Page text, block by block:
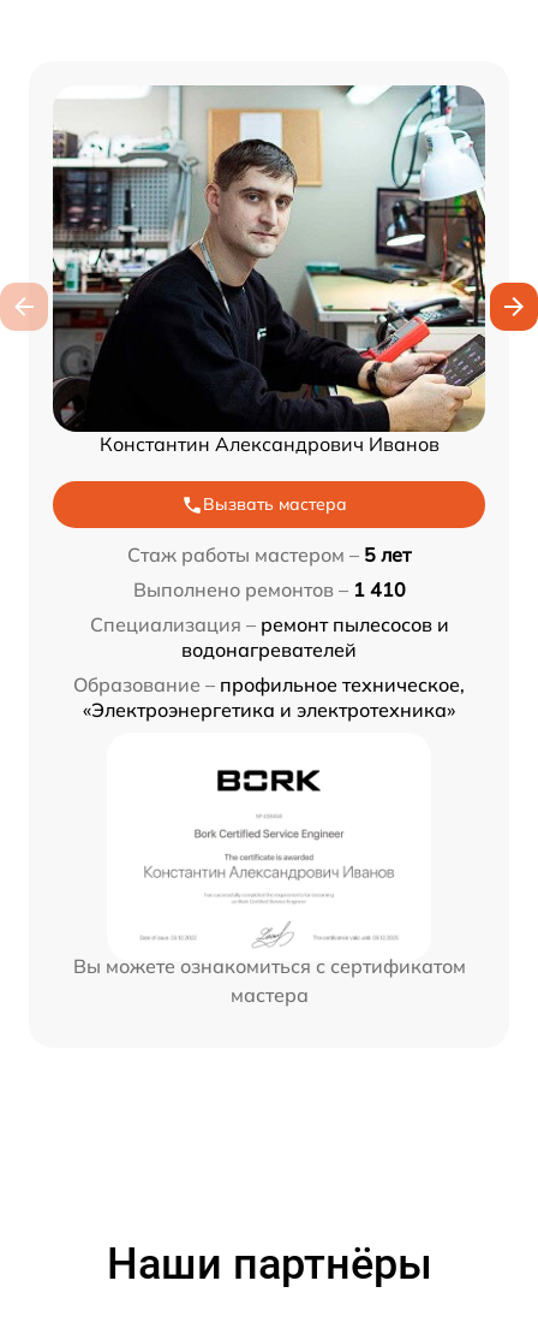
Константин Александрович Иванов
Вызвать мастера
Стаж работы мастером – 5 лет
Выполнено ремонтов – 1 410
Специализация – ремонт пылесосов и
водонагревателей
Образование – профильное техническое,
«Электроэнергетика и электротехника»
Вы можете ознакомиться с сертификатом
мастера
Наши партнёры